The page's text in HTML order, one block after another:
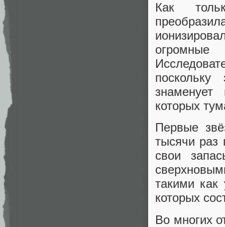
Как
которых
Первые
тысячи раз
свои
такими
которых
Во многих